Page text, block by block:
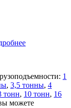
1
, 3,5 тонны, 4
тонн, 10 тонн, 16
можете